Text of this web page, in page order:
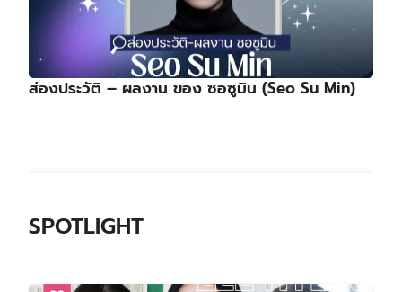
ส่องประวัติ – ผลงาน ของ ซอซูมิน (Seo Su Min)
SPOTLIGHT